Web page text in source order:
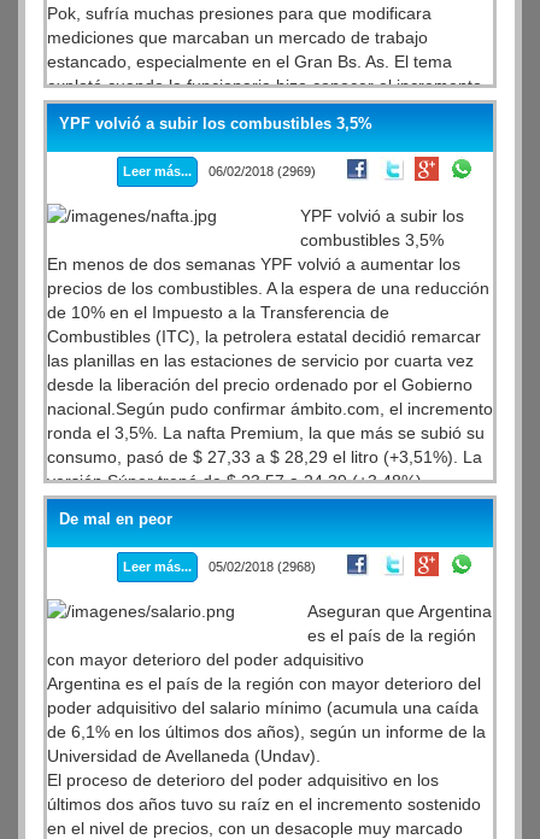
Pok, sufría muchas presiones para que modificara
mediciones que marcaban un mercado de trabajo
estancado, especialmente en el Gran Bs. As. El tema
explotó cuando la funcionaria hizo conocer el incremento
de la tasa de desempleo en San Juan que daba un
incremento del 4,8 % al 9 %. Luego, renunció. En una
entrevista a la agencia de noticias de la CTA la ex-
funcionaria dijo, que resulta inaceptable que se pretenda
cambiar resultados, “cuando los datos no son
convenientes o no dan como los responsables políticos
desearían. Estos son procedimientos que no podemos
aceptar bajo ningún concepto”.
YPF volvió a subir los combustibles 3,5%
Leer más... 06/02/2018 (2969)
YPF volvió a subir los
combustibles 3,5%
En menos de dos semanas YPF volvió a aumentar los
precios de los combustibles. A la espera de una reducción
de 10% en el Impuesto a la Transferencia de
Combustibles (ITC), la petrolera estatal decidió remarcar
las planillas en las estaciones de servicio por cuarta vez
desde la liberación del precio ordenado por el Gobierno
nacional.Según pudo confirmar ámbito.com, el incremento
ronda el 3,5%. La nafta Premium, la que más se subió su
consumo, pasó de $ 27,33 a $ 28,29 el litro (+3,51%). La
versión Súper trepó de $ 23,57 a 24,39 (+3,48%),
mientras que el Gasoil Premium (Diesel Infinia) aumentó
de $ 24,22 a $ 25,07 (+3,50%) y el económico de $ 20,79
a $ 21,52 (+3,51%).
De mal en peor
Leer más... 05/02/2018 (2968)
Aseguran que Argentina
es el país de la región
con mayor deterioro del poder adquisitivo
Argentina es el país de la región con mayor deterioro del
poder adquisitivo del salario mínimo (acumula una caída
de 6,1% en los últimos dos años), según un informe de la
Universidad de Avellaneda (Undav).
El proceso de deterioro del poder adquisitivo en los
últimos dos años tuvo su raíz en el incremento sostenido
en el nivel de precios, con un desacople muy marcado